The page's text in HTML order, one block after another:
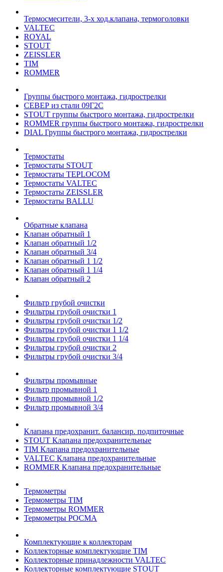
Термосмесители, 3-х ход.клапана, термоголовки
VALTEC
ROYAL
STOUT
ZEISSLER
TIM
ROMMER
Группы быстрого монтажа, гидрострелки
СЕВЕР из стали 09Г2С
STOUT группы быстрого монтажа, гидрострелки
ROMMER группы быстрого монтажа, гидрострелки
DIAL Группы быстрого монтажа, гидрострелки
Термостаты
Термостаты STOUT
Термостаты TEPLOCOM
Термостаты VALTEC
Термостаты ZEISSLER
Термостаты BALLU
Обратные клапана
Клапан обратный 1
Клапан обратный 1/2
Клапан обратный 3/4
Клапан обратный 1 1/2
Клапан обратный 1 1/4
Клапан обратный 2
Фильтр грубой очистки
Фильтры грубой очистки 1
Фильтры грубой очистки 1/2
Фильтры грубой очистки 1 1/2
Фильтры грубой очистки 1 1/4
Фильтры грубой очистки 2
Фильтры грубой очистки 3/4
Фильтры промывные
Фильтр промывной 1
Фильтр промывной 1/2
Фильтр промывной 3/4
Клапана предохранит. балансир. подпиточные
STOUT Клапана предохранительные
TIM Клапана предохранительные
VALTEC Клапана предохранительные
ROMMER Клапана предохранительные
Термометры
Термометры TIM
Термометры ROMMER
Термометры РОСМА
Комплектующие к коллекторам
Коллекторные комплектующие TIM
Коллекторные принадлежности VALTEC
Коллекторные комплектующие STOUT